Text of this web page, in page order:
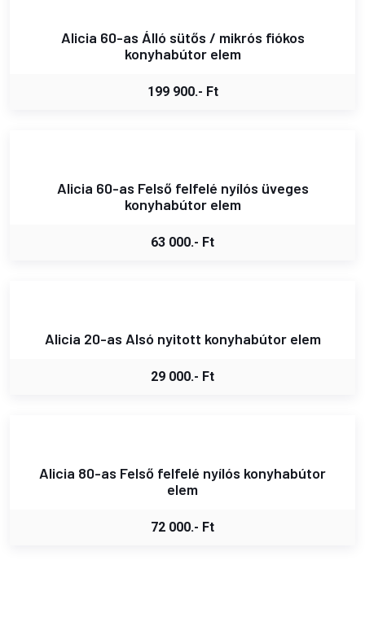
Alicia 60-as Álló sütős / mikrós fiókos
konyhabútor elem
199 900.- Ft
Alicia 60-as Felső felfelé nyílós üveges
konyhabútor elem
63 000.- Ft
Alicia 20-as Alsó nyitott konyhabútor elem
29 000.- Ft
Alicia 80-as Felső felfelé nyílós konyhabútor
elem
72 000.- Ft